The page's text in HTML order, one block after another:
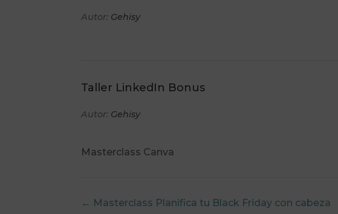
Autor: Gehisy
Taller LinkedIn Bonus
Autor: Gehisy
Masterclass Canva
Masterclass Planifica tu Black Friday con cabeza